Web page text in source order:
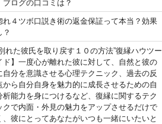
ログの口コミは？
れ４ツボ口説き術の返金保証って本当？効果
？
別れた彼氏を取り戻す１０の方法”復縁ハウツー
ド】一度心が離れた彼に対して、自然と彼の
自分を意識させる心理テクニック、過去の反
から自分自身を魅力的に成長させるための自
析能力を身につけるなど、復縁に関するテク
クで内面・外見の魅力をアップさせるだけで
、彼にとってあなたがいつも一緒にいたいと